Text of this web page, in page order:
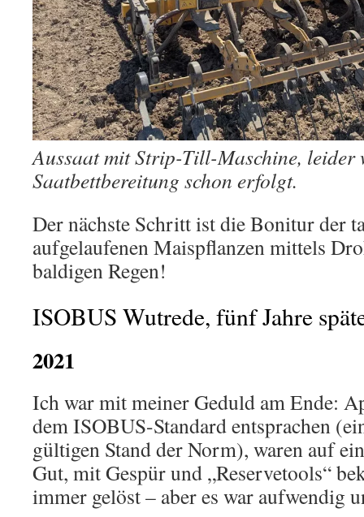
Aussaat mit Strip-Till-Maschine, leider
Saatbettbereitung schon erfolgt.
Der nächste Schritt ist die Bonitur der
aufgelaufenen Maispflanzen mittels
baldigen Regen!
ISOBUS Wutrede, fünf Jahre
2021
Ich war mit meiner Geduld am Ende:
dem ISOBUS-Standard entsprachen
gültigen Stand der Norm), waren auf
Gut, mit Gespür und „Reservetools“
immer gelöst – aber es war aufwendig